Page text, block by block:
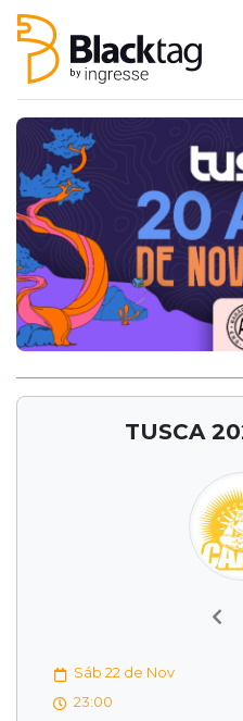
TUSCA
Sáb 22 de Nov
23:00